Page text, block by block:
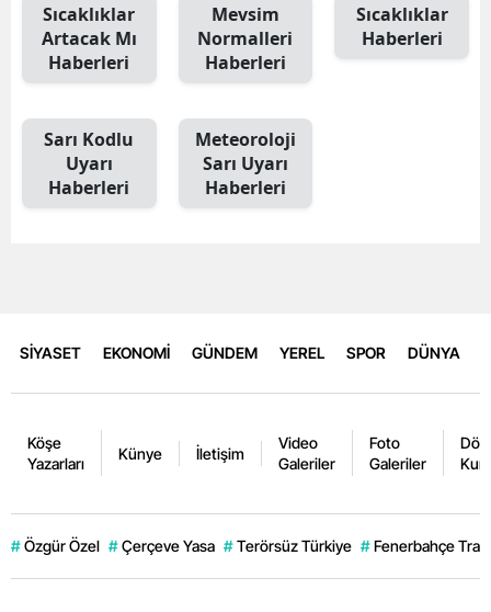
Sıcaklıklar
Artacak Mı
Haberleri
Mevsim
Normalleri
Haberleri
Sıcaklıklar
Haberleri
Sarı Kodlu
Uyarı
Haberleri
Meteoroloji
Sarı Uyarı
Haberleri
SİYASET EKONOMİ GÜNDEM YEREL SPOR DÜNYA
Köşe
Yazarları
Künye İletişim
Video
Galeriler
Foto
Galeriler
# Özgür Özel # Çerçeve Yasa # Terörsüz Türkiye # Fenerbahçe